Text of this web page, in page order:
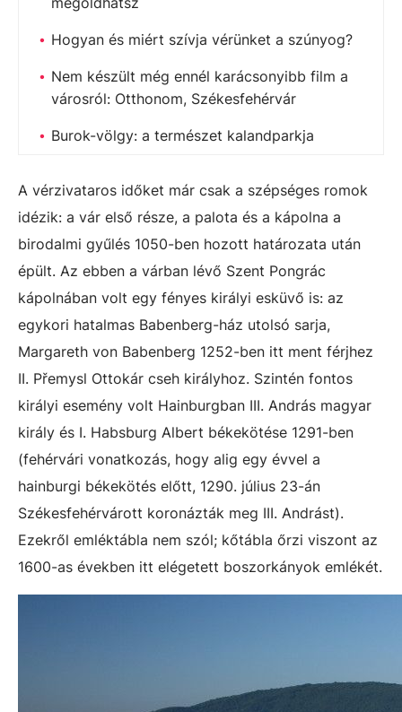
Hogyan és miért szívja vérünket a szúnyog?
Nem készült még ennél karácsonyibb film a
városról: Otthonom, Székesfehérvár
Burok-völgy: a természet kalandparkja
A vérzivataros időket már csak a szépséges romok
idézik: a vár első része, a palota és a kápolna a
birodalmi gyűlés 1050-ben hozott határozata után
épült. Az ebben a várban lévő Szent Pongrác
kápolnában volt egy fényes királyi esküvő is: az
egykori hatalmas Babenberg-ház utolsó sarja,
Margareth von Babenberg 1252-ben itt ment férjhez
II. Přemysl Ottokár cseh királyhoz. Szintén fontos
királyi esemény volt Hainburgban III. András magyar
király és I. Habsburg Albert békekötése 1291-ben
(fehérvári vonatkozás, hogy alig egy évvel a
hainburgi békekötés előtt, 1290. július 23-án
Székesfehérvárott koronázták meg III. Andrást).
Ezekről emléktábla nem szól; kőtábla őrzi viszont az
1600-as években itt elégetett boszorkányok emlékét.